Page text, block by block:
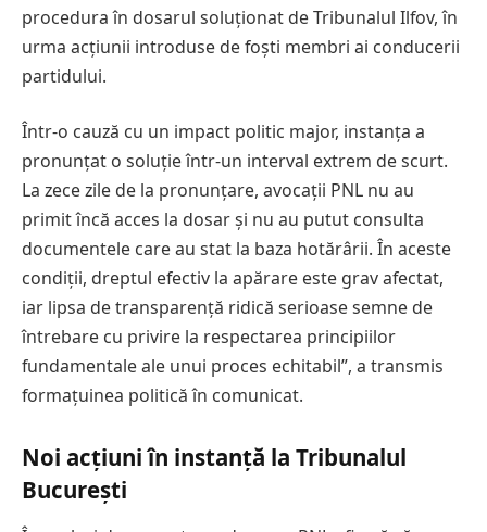
procedura în dosarul soluționat de Tribunalul Ilfov, în
urma acțiunii introduse de foști membri ai conducerii
partidului.
Într-o cauză cu un impact politic major, instanța a
pronunțat o soluție într-un interval extrem de scurt.
La zece zile de la pronunțare, avocații PNL nu au
primit încă acces la dosar și nu au putut consulta
documentele care au stat la baza hotărârii. În aceste
condiții, dreptul efectiv la apărare este grav afectat,
iar lipsa de transparență ridică serioase semne de
întrebare cu privire la respectarea principiilor
fundamentale ale unui proces echitabil”, a transmis
formațuinea politică în comunicat.
Noi acțiuni în instanță la Tribunalul
București